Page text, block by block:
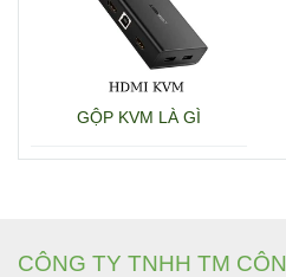
GỘP KVM LÀ GÌ
CÔNG TY TNHH TM